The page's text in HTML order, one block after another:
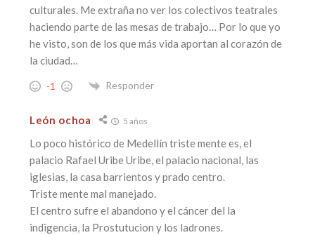
culturales. Me extraña no ver los colectivos teatrales
haciendo parte de las mesas de trabajo… Por lo que yo
he visto, son de los que más vida aportan al corazón de
la ciudad…
-1 Responder
León ochoa 5 años
Lo poco histórico de Medellín triste mente es, el
palacio Rafael Uribe Uribe, el palacio nacional, las
iglesias, la casa barrientos y prado centro.
Triste mente mal manejado.
El centro sufre el abandono y el cáncer del la
indigencia, la Prostutucion y los ladrones.